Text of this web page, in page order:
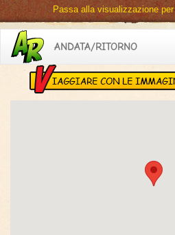
Passa alla visualizzazione
ANDATA/RITORNO